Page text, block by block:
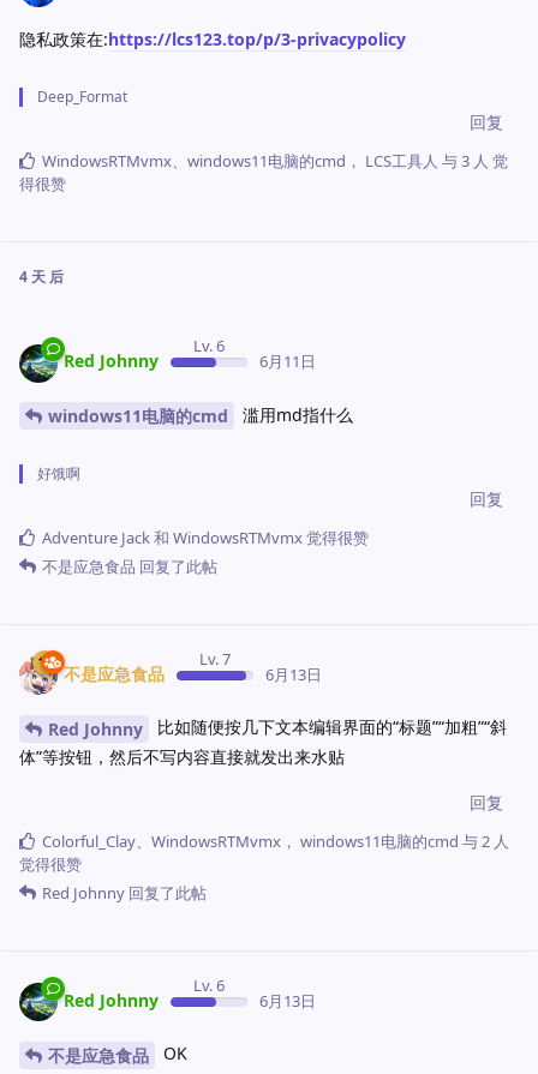
隐私政策在:https://lcs123.top/p/3-privacypolicy
Deep_Format
回复
WindowsRTMvmx、 windows11电脑的cmd ， LCS工具人 与3 人 觉
得很赞
4 天 后
Red Johnny
Lv. 6
6月11日
windows11电脑的cmd 滥用md指什么
好饿啊
回复
Adventure Jack和 WindowsRTMvmx觉得很赞
不是应急食品 回复了此帖
不是应急食品
Lv. 7
6月13日
Red Johnny
比如随便按几下文本编辑界面的“标题”“加粗”“斜
体”等按钮，然后不写内容直接就发出来水贴
回复
Colorful_Clay、 WindowsRTMvmx ， windows11电脑的cmd 与2 人
觉得很赞
Red Johnny 回复了此帖
Red Johnny
Lv. 6
6月13日
不是应急食品 OK